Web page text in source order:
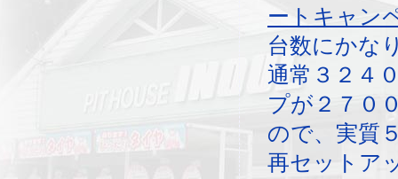
ートキャン
台数にかな
通常３２４
プが２７０
ので、実質
再セットア